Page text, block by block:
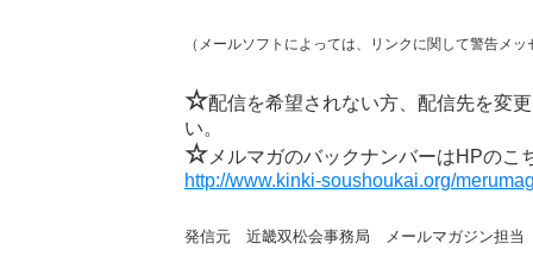
（メールソフトによっては、リンクに関して警告メ
☆配信を希望されない方、配信先を変
い。
☆ メルマガのバックナンバーはHPのこ
http://www.kinki-soushoukai.org/
発信元 近畿双松会事務局 メールマガジン担